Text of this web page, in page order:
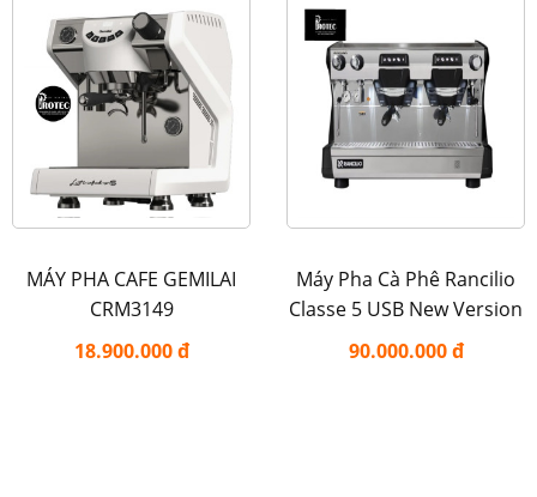
MÁY PHA CAFE GEMILAI
CRM3149
18.900.000 đ
Máy Pha Cà Phê Rancilio
Classe 5 USB New Version
90.000.000 đ